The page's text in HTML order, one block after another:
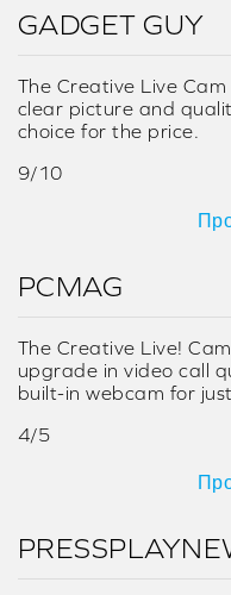
GADGET GUY
The Creative Live
clear picture and
choice for the price.
9/10
PCMAG
The Creative Live!
upgrade in video call
built-in webcam for
4/5